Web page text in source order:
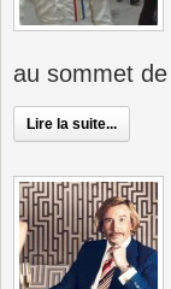
au sommet
Lire la suite...